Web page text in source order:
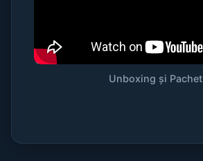
Unboxing și Pachet